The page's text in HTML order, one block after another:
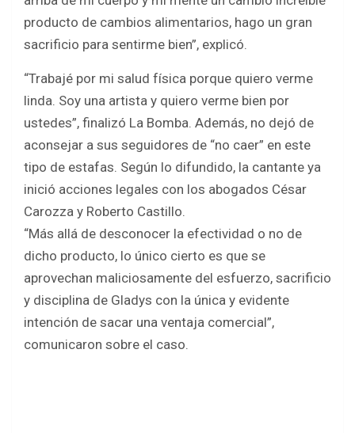
producto de cambios alimentarios, hago un gran
sacrificio para sentirme bien”, explicó.
“Trabajé por mi salud física porque quiero verme
linda. Soy una artista y quiero verme bien por
ustedes”, finalizó La Bomba. Además, no dejó de
aconsejar a sus seguidores de “no caer” en este
tipo de estafas. Según lo difundido, la cantante ya
inició acciones legales con los abogados César
Carozza y Roberto Castillo.
“Más allá de desconocer la efectividad o no de
dicho producto, lo único cierto es que se
aprovechan maliciosamente del esfuerzo, sacrificio
y disciplina de Gladys con la única y evidente
intención de sacar una ventaja comercial”,
comunicaron sobre el caso.